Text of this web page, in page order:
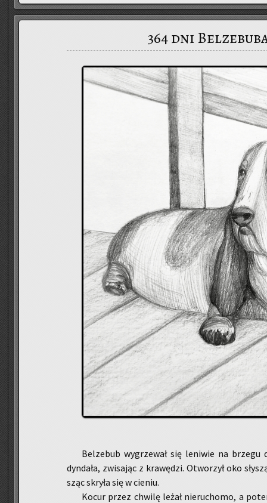
364 dni
Bel­ze­bub wy­grze­wał się le­ni­wie na brze­gu
dyn­da­ła, zwi­sa­jąc z kra­wę­dzi. Otwo­rzył oko
sząc skry­ła się w cie­niu.
Kocur przez chwi­lę leżał nie­ru­cho­mo, a